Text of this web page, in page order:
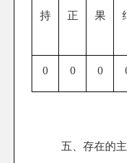
持
正
果
0 0 0
五、存在的